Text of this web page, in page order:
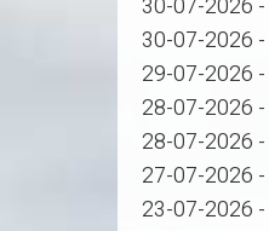
30-07-2026 -
30-07-2026 -
29-07-2026 -
28-07-2026 -
28-07-2026 -
27-07-2026 -
23-07-2026 -